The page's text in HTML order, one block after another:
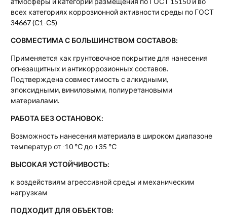
всех категориях коррозионной активности среды по ГОСТ
34667 (С1-С5)
СОВМЕСТИМА С БОЛЬШИНСТВОМ СОСТАВОВ:
Применяется как грунтовочное покрытие для нанесения
огнезащитных и антикоррозионных составов.
Подтверждена совместимость с алкидными,
эпоксидными, виниловыми, полиуретановыми
материалами.
РАБОТА БЕЗ ОСТАНОВОК:
Возможность нанесения материала в широком диапазоне
температур от -10 ℃ до +35 ℃
ВЫСОКАЯ УСТОЙЧИВОСТЬ:
к воздействиям агрессивной среды и механическим
нагрузкам
ПОДХОДИТ ДЛЯ ОБЪЕКТОВ: